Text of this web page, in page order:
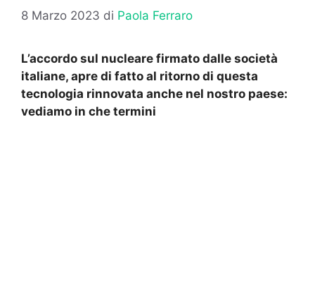
8 Marzo 2023 di Paola Ferraro
L’accordo sul nucleare firmato dalle società
italiane, apre di fatto al ritorno di questa
tecnologia rinnovata anche nel nostro paese:
vediamo in che termini